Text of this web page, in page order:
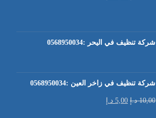
شركة تنظيف في اليحر :0568950034
شركة تنظيف في زاخر العين :0568950034
10,00 د.إ 5,00 د.إ